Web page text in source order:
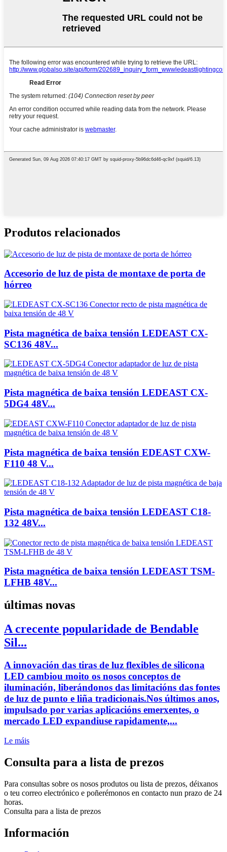
Produtos relacionados
Accesorio de luz de pista de montaxe de porta de
hórreo
Pista magnética de baixa tensión LEDEAST CX-
SC136 48V...
Pista magnética de baixa tensión LEDEAST CX-
5DG4 48V...
Pista magnética de baixa tensión EDEAST CXW-
F110 48 V...
Pista magnética de baixa tensión LEDEAST C18-
132 48V...
Pista magnética de baixa tensión LEDEAST TSM-
LFHB 48V...
últimas novas
A crecente popularidade de Bendable
Sil...
A innovación das tiras de luz flexibles de silicona
LED cambiou moito os nosos conceptos de
iluminación, liberándonos das limitacións das fontes
de luz de punto e liña tradicionais.Nos últimos anos,
impulsado por varias aplicacións emerxentes, o
mercado LED expandiuse rapidamente,...
Le máis
Consulta para a lista de prezos
Para consultas sobre os nosos produtos ou lista de prezos, déixanos
o teu correo electrónico e poñerémonos en contacto nun prazo de 24
horas.
Consulta para a lista de prezos
Información